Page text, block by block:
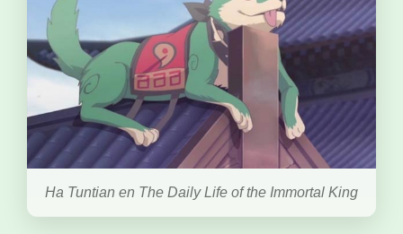
Ha Tuntian en The Daily Life of the Immortal King